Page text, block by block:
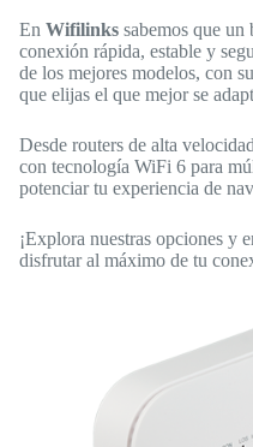
En Wifilinks sabemos que un
conexión rápida, estable y
de los mejores modelos, con
que elijas el que mejor se
Desde routers de alta
con tecnología WiFi 6 para
potenciar tu experiencia de
¡Explora nuestras opciones y
disfrutar al máximo de tu